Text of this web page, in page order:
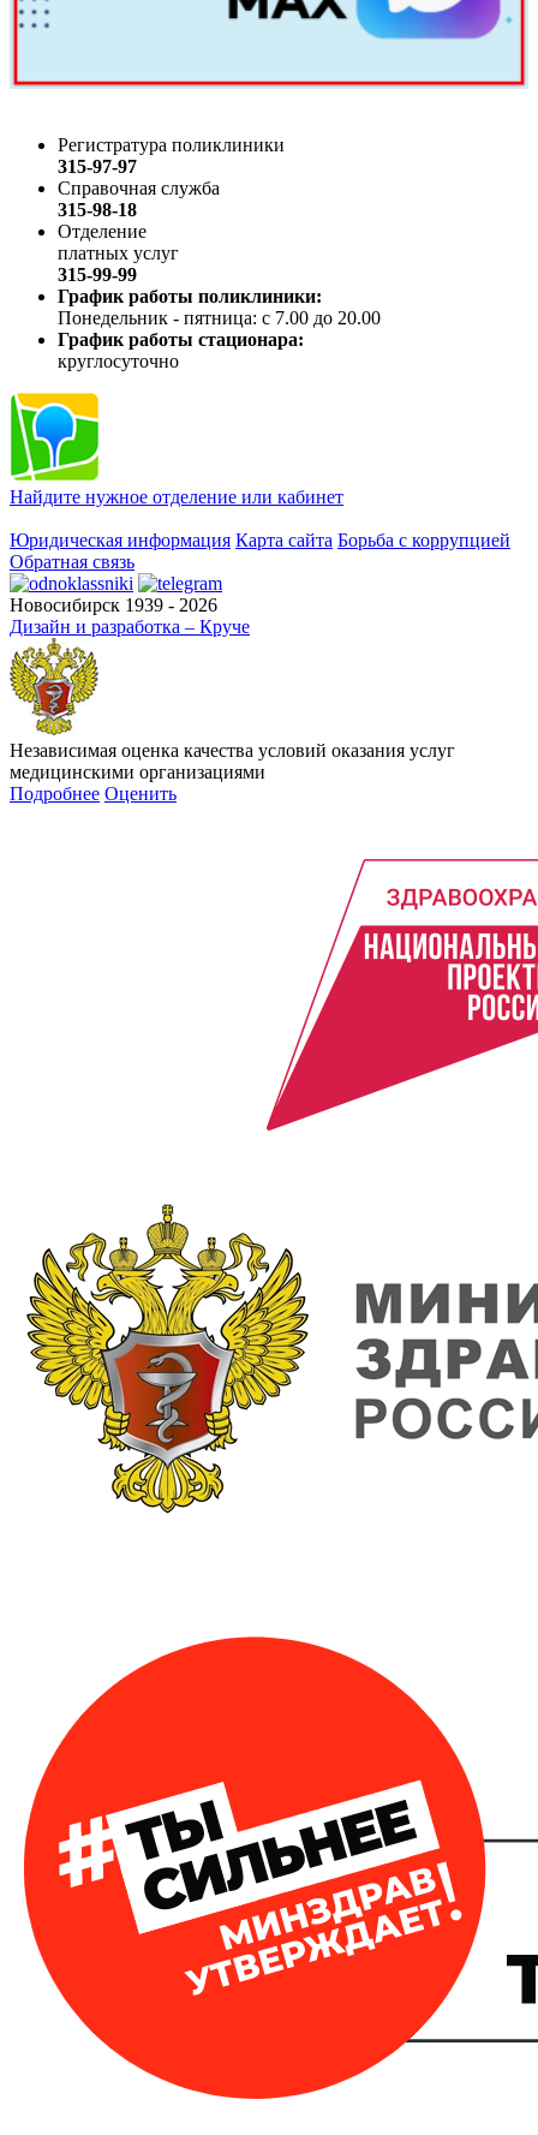
Регистратура поликлиники
315-97-97
Справочная служба
315-98-18
Отделение
платных услуг
315-99-99
График работы поликлиники:
Понедельник - пятница: с 7.00 до 20.00
График работы стационара:
круглосуточно
Найдите нужное отделение или кабинет
Юридическая информация Карта сайта Борьба с коррупцией
Обратная связь
Новосибирск 1939 - 2026
Дизайн и разработка – Круче
Независимая оценка качества условий оказания услуг
медицинскими организациями
Подробнее Оценить